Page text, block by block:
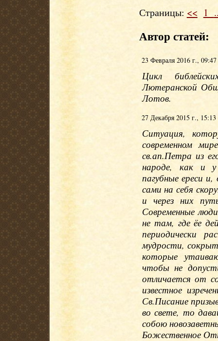
Страницы: << 1
Автор статей:
23 Февраля 2016 г., 09:47
Цикл
Лютеранской
Лотов.
27 Декабря 2015 г., 15:13
Ситуация,
современном
св.ап.Петра из
народе, как и
пагубные ереси
сами на себя
и через них
Современные
не там, где ёе
периодически
мудрости,
которые
чтобы не
отличается от
известное
Св.Писание
во свете, то
собою
Божественное